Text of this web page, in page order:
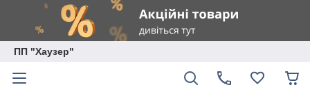
ПП "Хаузер"